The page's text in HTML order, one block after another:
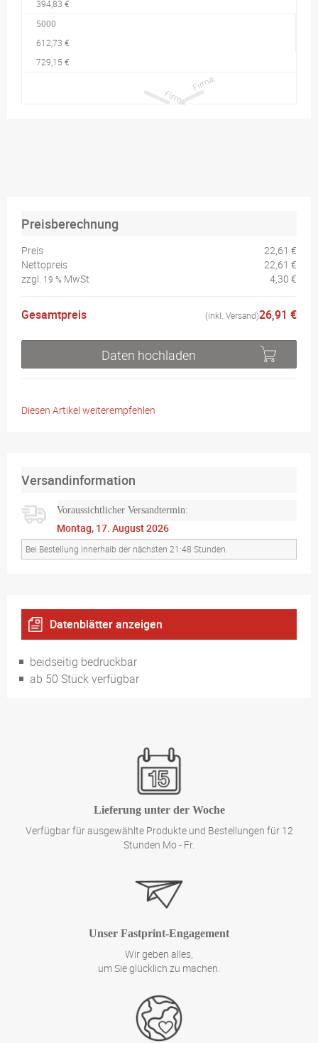
394,83 €
5000
612,73 €
729,15 €
Preisberechnung
Preis
22,61 €
Nettopreis
22,61 €
zzgl. 19 % MwSt 4,30 €
Gesamtpreis 26,91 €
(inkl. Versand)
Daten hochladen
Diesen Artikel weiterempfehlen
Versandinformation
Voraussichtlicher Versandtermin:
Montag, 17. August 2026
Bei Bestellung innerhalb der nächsten 21:48 Stunden.
Datenblätter anzeigen
Verschiedene Materialien und Ausführungen
beidseitig bedruckbar
ab 50 Stück verfügbar
Lieferung unter der Woche
Verfügbar für ausgewählte Produkte und Bestellungen für 12
Stunden Mo - Fr.
Unser Fastprint-Engagement
Wir geben alles,
um Sie glücklich zu machen.